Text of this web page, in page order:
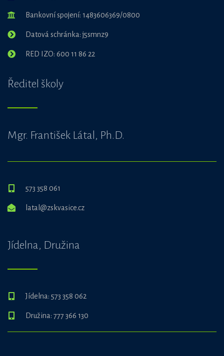
Bankovní spojení: 1483606369/0800
Datová schránka: j5smnz9
RED IZO: 600 11 86 22
Ředitel školy
Mgr. František Látal, Ph.D.
573 358 061
latal@zskvasice.cz
Jídelna, Družina
Jídelna: 573 358 062
Družina: 777 366 130